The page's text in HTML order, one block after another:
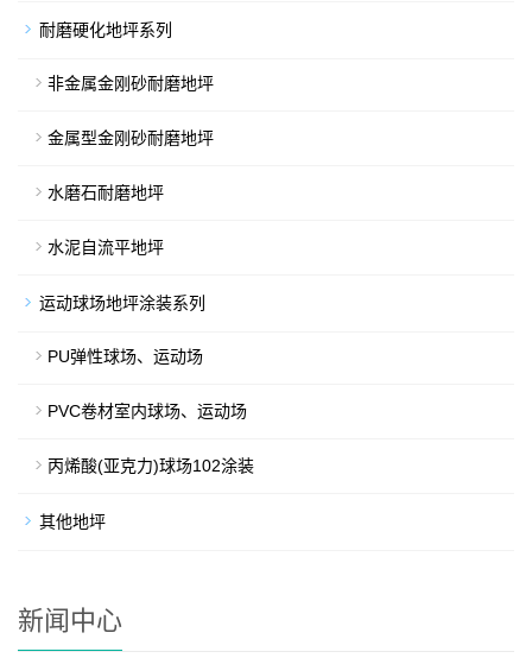
耐磨硬化地坪系列
非金属金刚砂耐磨地坪
金属型金刚砂耐磨地坪
水磨石耐磨地坪
水泥自流平地坪
运动球场地坪涂装系列
PU弹性球场、运动场
PVC卷材室内球场、运动场
丙烯酸(亚克力)球场102涂装
其他地坪
新闻中心